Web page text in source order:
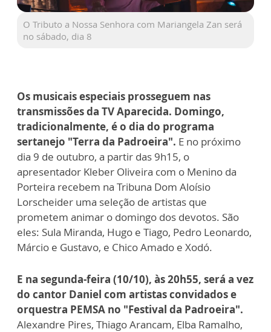
O Tributo a Nossa Senhora com Mariangela Zan será
no sábado, dia 8
Os musicais especiais prosseguem nas
transmissões da TV Aparecida. Domingo,
tradicionalmente, é o dia do programa
sertanejo "Terra da Padroeira". E no próximo
dia 9 de outubro, a partir das 9h15, o
apresentador Kleber Oliveira com o Menino da
Porteira recebem na Tribuna Dom Aloísio
Lorscheider uma seleção de artistas que
prometem animar o domingo dos devotos. São
eles: Sula Miranda, Hugo e Tiago, Pedro Leonardo,
Márcio e Gustavo, e Chico Amado e Xodó.
E na segunda-feira (10/10), às 20h55, será a vez
do cantor Daniel com artistas convidados e
orquestra PEMSA no "Festival da Padroeira".
Alexandre Pires, Thiago Arancam, Elba Ramalho,